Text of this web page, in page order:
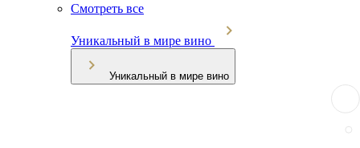
Смотреть все
Уникальный в мире вино
Уникальный в мире вино